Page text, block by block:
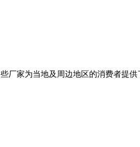
家为当地及周边地区的消费者提